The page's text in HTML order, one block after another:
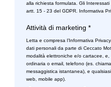
alla richiesta formulata. Gli
artt. 15 - 23 del GDPR.
Informativa
Attività di marketing *
Letta e compresa l’ Informativa Privacy
dati personali da parte di Ceccato
modalità elettroniche e/o cartacee,
ordinaria o email, telefono (es.
messaggistica istantanea), e
web, mobile app).